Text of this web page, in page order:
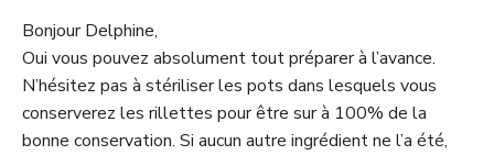
Bonjour Delphine,
Oui vous pouvez absolument tout préparer à l’avance.
N’hésitez pas à stériliser les pots dans lesquels vous
conserverez les rillettes pour être sur à 100% de la
bonne conservation. Si aucun autre ingrédient ne l’a été,